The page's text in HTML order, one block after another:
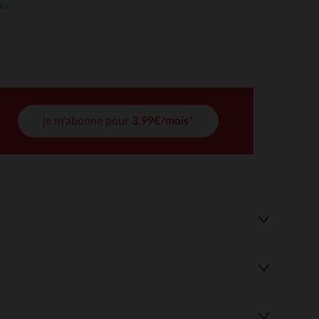
je m'abonne pour 3,99€/mois*